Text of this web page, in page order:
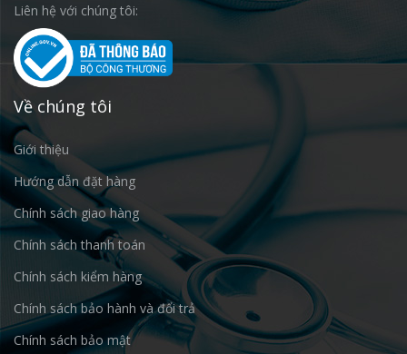
Liên hệ với chúng tôi:
Về chúng tôi
Giới thiệu
Hướng dẫn đặt hàng
Chính sách giao hàng
Chính sách thanh toán
Chính sách kiểm hàng
Chính sách bảo hành và đổi trả
Chính sách bảo mật